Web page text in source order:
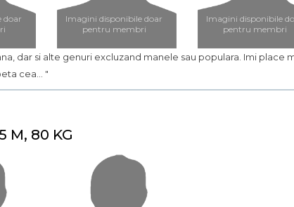
doar
Imagini disponibile doar
pentru membri
Imagini disponibile
pentru membri
dar si alte genuri excluzand manele sau populara. Imi
cea... "
M, 80 KG